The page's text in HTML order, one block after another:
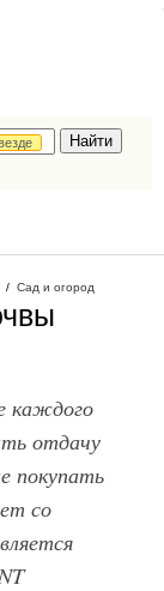
/ Сад и огород
каждого
отдачу
покупать
со